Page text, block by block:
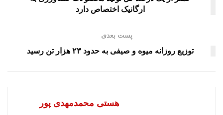
ارگانیک اختصاص دارد
پست بعدی
توزیع روزانه میوه و صیفی به حدود ۲۳ هزار تن رسید
هستی محمدمهدی پور